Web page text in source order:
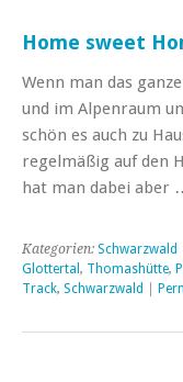
Home sweet
Wenn man das
und im Alpenraum
schön es auch zu
regelmäßig auf den
hat man dabei aber
Kategorien: Schwarzwald
Glottertal , Thomashütte,
Track, Schwarzwald